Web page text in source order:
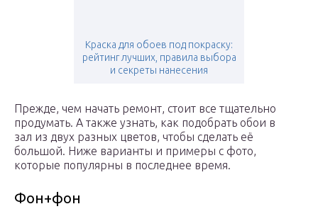
Краска для обоев под покраску:
рейтинг лучших, правила выбора
и секреты нанесения
Прежде, чем начать ремонт, стоит все тщательно
продумать. А также узнать, как подобрать обои в
зал из двух разных цветов, чтобы сделать её
большой. Ниже варианты и примеры с фото,
которые популярны в последнее время.
Фон+фон